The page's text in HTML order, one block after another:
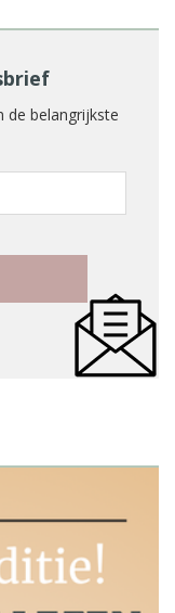
de belangrijkste